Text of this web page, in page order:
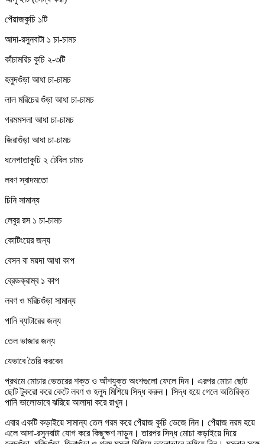
পেঁয়াজকুচি ১টি
আদা-রসুনবাটা ১ চা-চামচ
কাঁচামরিচ কুচি ২-৩টি
হলুদগুঁড়া আধা চা-চামচ
লাল মরিচের গুঁড়া আধা চা-চামচ
গরমমসলা আধা চা-চামচ
জিরাগুঁড়া আধা চা-চামচ
ধনেপাতাকুচি ২ টেবিল চামচ
লবণ স্বাদমতো
চিনি সামান্য
লেবুর রস ১ চা-চামচ
কোটিংয়ের জন্য
বেসন বা ময়দা আধা কাপ
ব্রেডক্রাম্ব ১ কাপ
লবণ ও মরিচগুঁড়া সামান্য
পানি ব্যাটারের জন্য
তেল ভাজার জন্য
যেভাবে তৈরি করবেন
প্রথমে মোচার ভেতরের শক্ত ও আঁশযুক্ত অংশগুলো ফেলে দিন। এরপর মোচা ছোট
ছোট টুকরো করে কেটে লবণ ও হলুদ মিশিয়ে সিদ্ধ করুন। সিদ্ধ হয়ে গেলে অতিরিক্ত
পানি ভালোভাবে ঝরিয়ে আলাদা করে রাখুন।
এবার একটি কড়াইয়ে সামান্য তেল গরম করে পেঁয়াজ কুচি ভেজে নিন। পেঁয়াজ নরম হয়ে
এলে আদা-রসুনবাটা যোগ করে কিছুক্ষণ নাড়ুন। তারপর সিদ্ধ মোচা কড়াইয়ে দিয়ে